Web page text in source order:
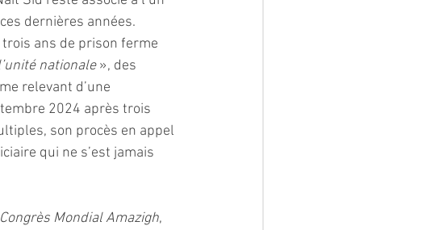
dernières années.
ans de prison ferme
nationale », des
relevant d’une
2024 après trois
son procès en appel
qui ne s’est jamais
Congrès Mondial Amazigh,